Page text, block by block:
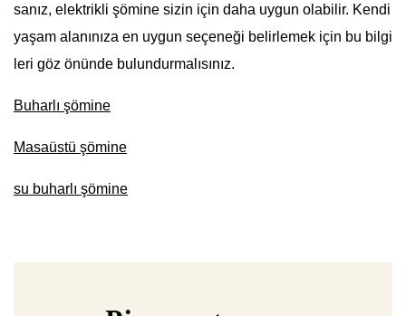
sanız, elektrikli şömine sizin için daha uygun olabilir. Kendi
yaşam alanınıza en uygun seçeneği belirlemek için bu bilgi
leri göz önünde bulundurmalısınız.
Buharlı şömine
Masaüstü şömine
su buharlı şömine